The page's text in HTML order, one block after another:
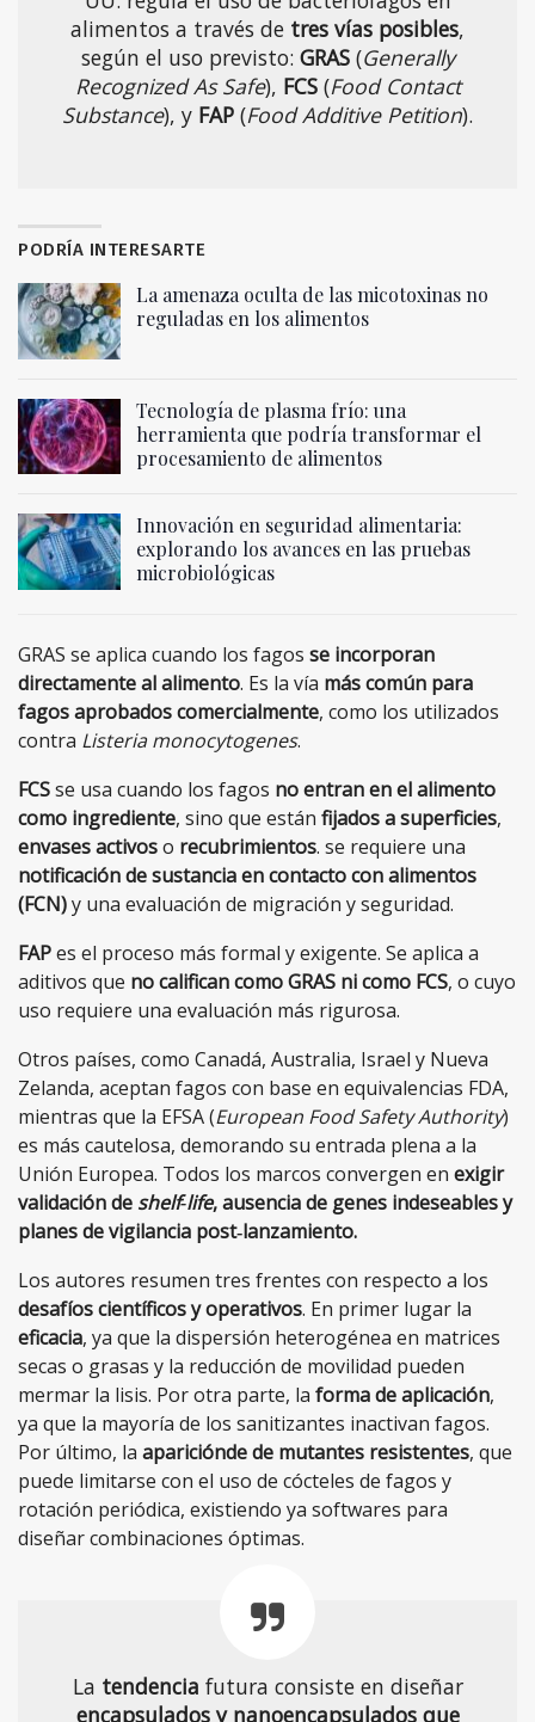
alimentos a través de tres vías posibles,
según el uso previsto: GRAS(Generally
Recognized As Safe), FCS(Food Contact
Substance), y FAP (Food Additive Petition).
PODRÍA INTERESARTE
La amenaza oculta de las micotoxinas no
reguladas en los alimentos
Tecnología de plasma frío: una
herramienta que podría transformar el
procesamiento de alimentos
Innovación en seguridad alimentaria:
explorando los avances en las pruebas
microbiológicas
GRAS se aplica cuando los fagos se incorporan
directamente al alimento. Es la vía más común para
fagos aprobados comercialmente, como los utilizados
contra Listeria monocytogenes.
FCSse usa cuando los fagos no entran en el alimento
como ingrediente, sino que están fijados a superficies,
envases activoso recubrimientos. se requiere una
notificación de sustancia en contacto con alimentos
(FCN)y una evaluación de migración y seguridad.
FAPes el proceso más formal y exigente. Se aplica a
aditivos que no califican como GRAS ni como FCS, o cuyo
uso requiere una evaluación más rigurosa.
Otros países, como Canadá, Australia, Israel y Nueva
Zelanda, aceptan fagos con base en equivalencias FDA,
mientras que la EFSA (European Food Safety Authority)
es más cautelosa, demorando su entrada plena a la
Unión Europea. Todos los marcos convergen en exigir
validación de shelf‑life, ausencia de genes indeseables y
planes de vigilancia post‑lanzamiento.
Los autores resumen tres frentes con respecto a los
desafíos científicos y operativos. En primer lugar la
eficacia, ya que la dispersión heterogénea en matrices
secas o grasas y la reducción de movilidad pueden
mermar la lisis. Por otra parte, la forma de aplicación,
ya que la mayoría de los sanitizantes inactivan fagos.
Por último, la apariciónde de mutantes resistentes, que
puede limitarse con el uso de cócteles de fagos y
rotación periódica, existiendo ya softwares para
diseñar combinaciones óptimas.
La tendencia futura consiste en diseñar
encapsulados y nanoencapsulados que